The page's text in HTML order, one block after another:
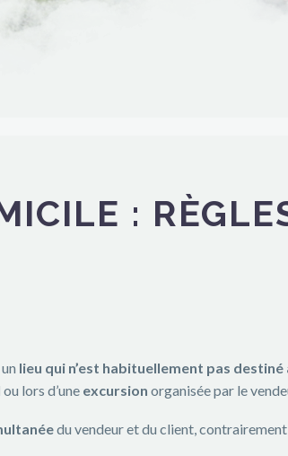
:
lieu qui n’est habituellement pas
ou lors d’une excursion organisée par le
du vendeur et du client,